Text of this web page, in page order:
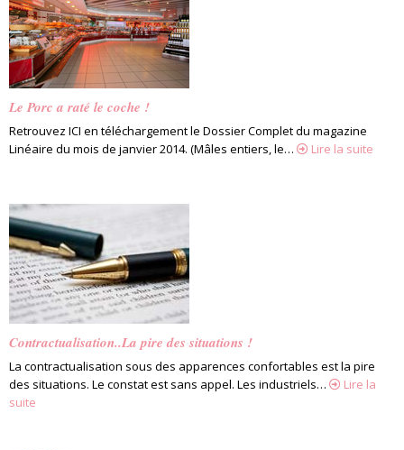
Le Porc a raté le coche !
Retrouvez ICI en téléchargement le Dossier Complet du magazine
Linéaire du mois de janvier 2014. (Mâles entiers, le…
Lire la suite
Contractualisation..La pire des situations !
La contractualisation sous des apparences confortables est la pire
des situations. Le constat est sans appel. Les industriels…
Lire la
suite